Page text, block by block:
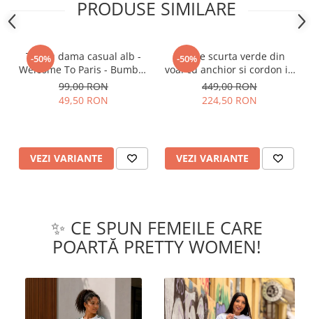
PRODUSE SIMILARE
-50%
Tricou dama casual alb -
Welcome To Paris - Bumbac
Organic
99,00 RON
49,50 RON
VEZI VARIANTE
-50%
Rochie scurta verde din
voal cu anchior si cordon in
talie
449,00 RON
224,50 RON
VEZI VARIANTE
✨ CE SPUN FEMEILE CARE
POARTĂ PRETTY WOMEN!